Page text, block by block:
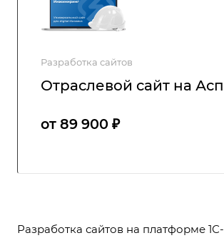
Разработка сайтов
Отраслевой сайт на
от 89 900 ₽
Разработка сайтов на платформе